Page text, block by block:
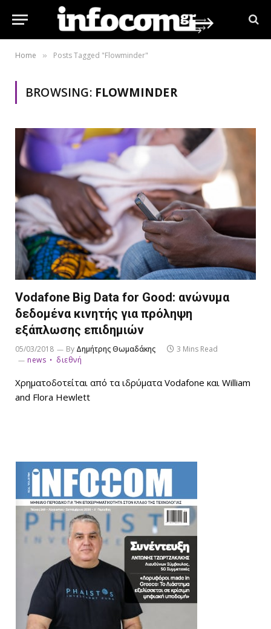
Home » Posts Tagged "Flowminder"
BROWSING: FLOWMINDER
Vodafone Big Data for Good: ανώνυμα
δεδομένα κινητής για πρόληψη
εξάπλωσης επιδημιών
05/03/2018 By Δημήτρης Θωμαδάκης
3 Mins Read
news
διεθνή
Χρηματοδοτείται από τα ιδρύματα Vodafone και William
and Flora Hewlett